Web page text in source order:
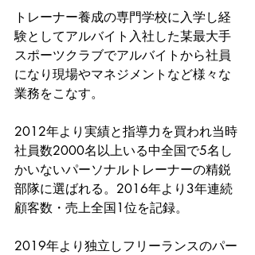
トレーナー養成の専門学校に入学し経
験としてアルバイト入社した某最大手
スポーツクラブでアルバイトから社員
になり現場やマネジメントなど様々な
業務をこなす。
2012年より実績と指導力を買われ当時
社員数2000名以上いる中全国で5名し
かいないパーソナルトレーナーの精鋭
部隊に選ばれる。2016年より3年連続
顧客数・売上全国1位を記録。
2019年より独立しフリーランスのパー